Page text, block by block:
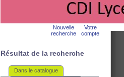
Nouvelle
recherche
Votre
compte
Résultat de la recherche
Dans le catalogue